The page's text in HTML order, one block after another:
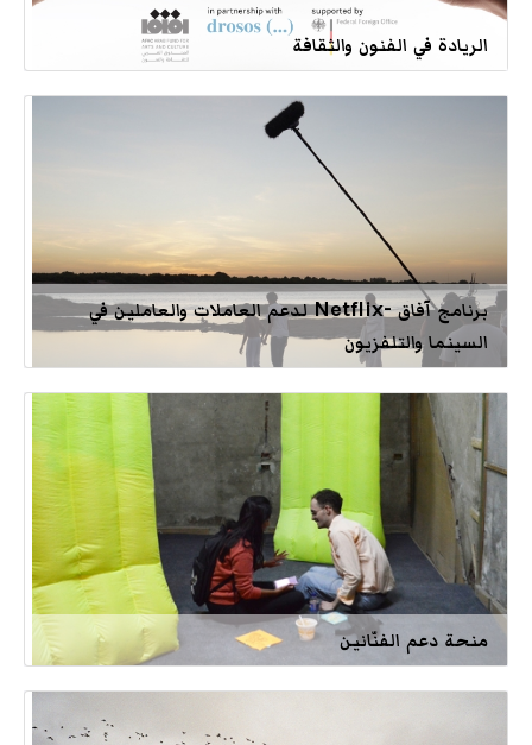
الريادة في الفنون والثقافة
برنامج آفاق -Netflix لدعم العاملات والعاملين في
السينما والتلفزيون
منحة دعم الفنّانين